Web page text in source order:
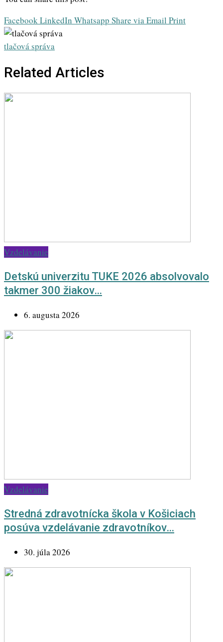
FacebookLinkedIn Whatsapp Share via Email Print
tlačová správa
Related Articles
Vzdelávanie
Detskú univerzitu TUKE 2026 absolvovalo
takmer 300 žiakov…
6. augusta 2026
Vzdelávanie
Stredná zdravotnícka škola v Košiciach
posúva vzdelávanie zdravotníkov…
30. júla 2026